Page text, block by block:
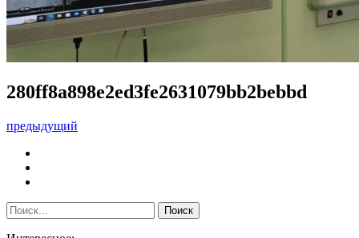
280ff8a898e2ed3fe2631079bb2bebbd
предыдущий